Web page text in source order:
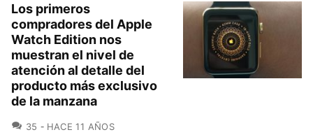
Los primeros
compradores del Apple
Watch Edition nos
muestran el nivel de
atención al detalle del
producto más exclusivo
de la manzana
35 COMENTARIOS
HACE 11 AÑOS